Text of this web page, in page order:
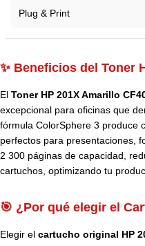
Plug & Print
✨ Beneficios del Toner
El Toner HP 201X Amarillo
excepcional para oficinas que
fórmula ColorSphere 3 produce
perfectos para presentaciones,
2 300 páginas de capacidad,
cartuchos, optimizando tu
🎯 ¿Por qué elegir el
Elegir el cartucho original HP